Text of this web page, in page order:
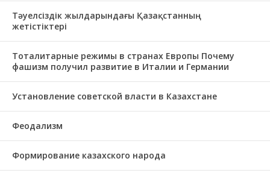
Тәуелсіздік жылдарындағы Қазақстанның
жетістіктері
Тоталитарные режимы в странах Европы Почему
фашизм получил развитие в Италии и Германии
Установление советской власти в Казахстане
Феодализм
Формирование казахского народа